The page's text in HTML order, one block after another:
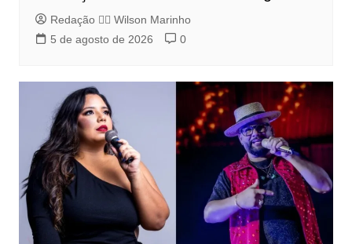
Redação 👨‍⚖️​ Wilson Marinho
5 de agosto de 2026
0